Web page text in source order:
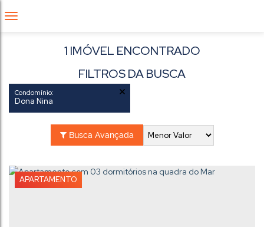
1 IMÓVEL ENCONTRADO
FILTROS DA BUSCA
Condomínio:
Dona Nina
Busca Avançada
APARTAMENTO